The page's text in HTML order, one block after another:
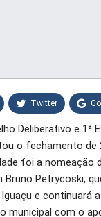
Twitter
Deliberativo e
o fechamento
foi a nomeação
Petrycoski,
e
municipal com o